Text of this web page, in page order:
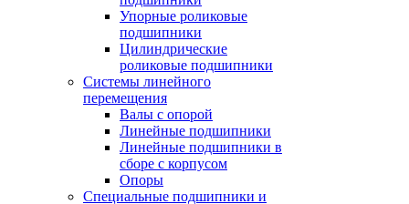
Упорные роликовые
подшипники
Цилиндрические
роликовые подшипники
Системы линейного
перемещения
Валы с опорой
Линейные подшипники
Линейные подшипники в
сборе с корпусом
Опоры
Специальные подшипники и